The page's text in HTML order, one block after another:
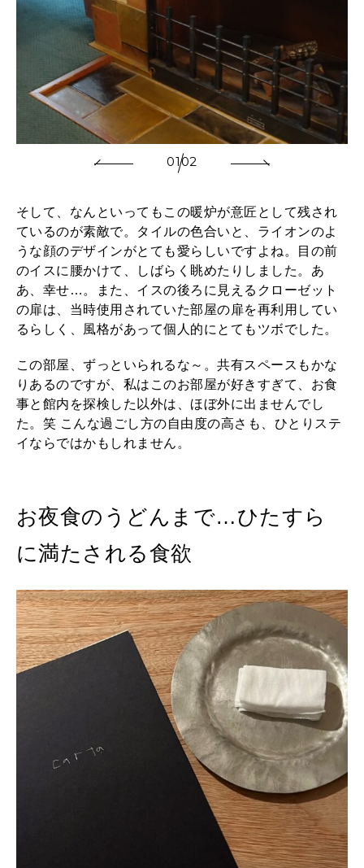
0102
そして、なんといってもこの暖炉が意匠として残され
ているのが素敵で。タイルの色合いと、ライオンのよ
うな顔のデザインがとても愛らしいですよね。目の前
のイスに腰かけて、しばらく眺めたりしました。あ
あ、幸せ…。また、イスの後ろに見えるクローゼット
の扉は、当時使用されていた部屋の扉を再利用してい
るらしく、風格があって個人的にとてもツボでした。
この部屋、ずっといられるな～。共有スペースもかな
りあるのですが、私はこのお部屋が好きすぎて、お食
事と館内を探検した以外は、ほぼ外に出ませんでし
た。笑 こんな過ごし方の自由度の高さも、ひとりステ
イならではかもしれません。
お夜食のうどんまで…ひたすら
に満たされる食欲